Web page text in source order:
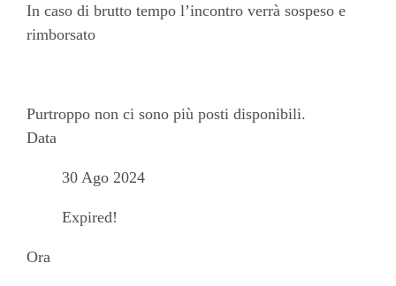
In caso di brutto tempo l’incontro verrà sospeso e
rimborsato
Purtroppo non ci sono più posti disponibili.
Data
30 Ago 2024
Expired!
Ora